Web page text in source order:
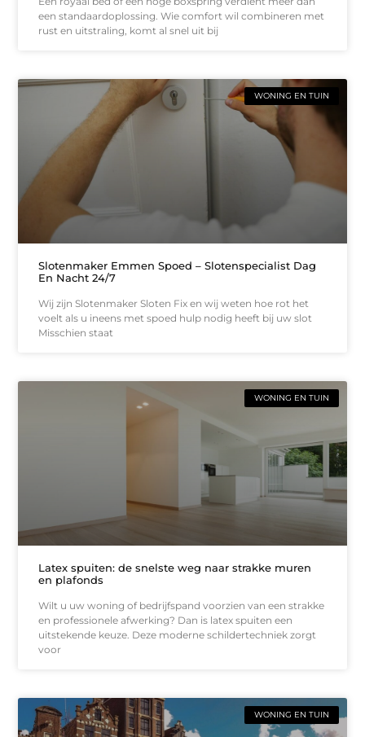
een standaardoplossing. Wie comfort wil combineren met
rust en uitstraling, komt al snel uit bij
WONING EN TUIN
Slotenmaker Emmen Spoed – Slotenspecialist Dag
En Nacht 24/7
Wij zijn Slotenmaker Sloten Fix en wij weten hoe rot het
voelt als u ineens met spoed hulp nodig heeft bij uw slot
Misschien staat
WONING EN TUIN
Latex spuiten: de snelste weg naar strakke muren
en plafonds
Wilt u uw woning of bedrijfspand voorzien van een strakke
en professionele afwerking? Dan is latex spuiten een
uitstekende keuze. Deze moderne schildertechniek zorgt
voor
WONING EN TUIN